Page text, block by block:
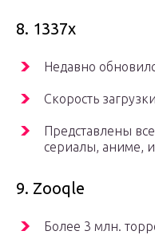
8. 1337x
Недавно
Скорость
Представлены
сериалы, аниме,
9. Zooqle
Более 3 млн.